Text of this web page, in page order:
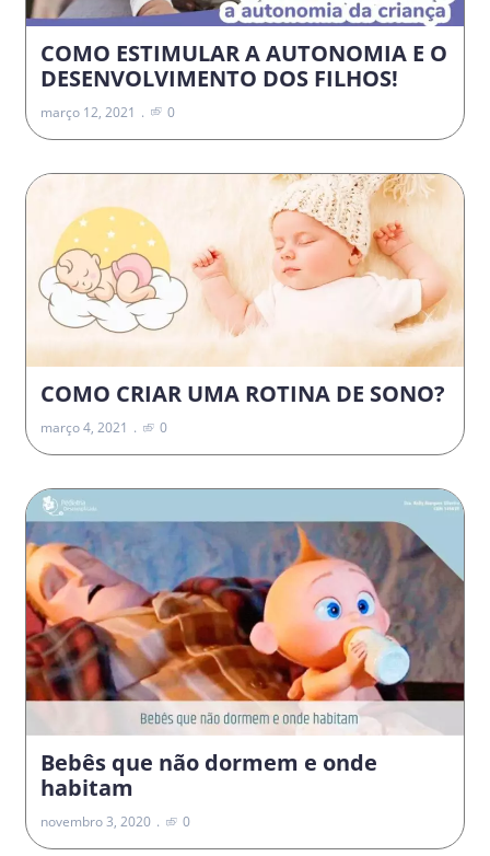
COMO ESTIMULAR A AUTONOMIA E O
DESENVOLVIMENTO DOS FILHOS!
março 12, 2021 0
COMO CRIAR UMA ROTINA DE SONO?
março 4, 2021 0
Bebês que não dormem e onde
habitam
novembro 3, 2020 0